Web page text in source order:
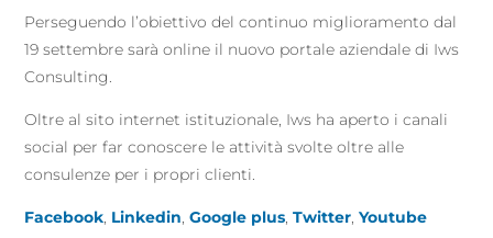
Perseguendo l’obiettivo del continuo miglioramento dal
19 settembre sarà online il nuovo portale aziendale di Iws
Consulting.
Oltre al sito internet istituzionale, Iws ha aperto i canali
social per far conoscere le attività svolte oltre alle
consulenze per i propri clienti.
Facebook Linkedin ,Google plus ,Twitter ,Youtube